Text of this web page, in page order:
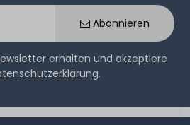
Abonnieren
erhalten und akzeptiere
.